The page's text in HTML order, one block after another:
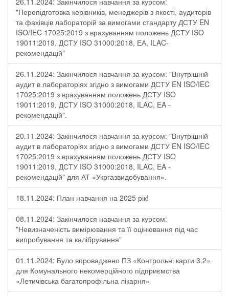
"Перепідготовка керівників, менеджерів з якості, аудиторів
та фахівців лабораторій за вимогами стандарту ДСТУ EN
ISO/IEC 17025:2019 з врахуванням положень ДСТУ ISO
19011:2019, ДСТУ ISO 31000:2018, ЕА, ILAC-
рекомендацій"
26.11.2024: Закінчилося навчання за курсом: "Внутрішній
аудит в лабораторіях згідно з вимогами ДСТУ EN ISO/IEC
17025:2019 з врахуванням положень ДСТУ ISO
19011:2019, ДСТУ ISO 31000:2018, ILAC, EA -
рекомендацій".
20.11.2024: Закінчилося навчання за курсом: "Внутрішній
аудит в лабораторіях згідно з вимогами ДСТУ EN ISO/IEC
17025:2019 з врахуванням положень ДСТУ ISO
19011:2019, ДСТУ ISO 31000:2018, ILAC, EA -
рекомендацій" для АТ «Укргазвидобування».
18.11.2024: План навчання на 2025 рік!
08.11.2024: Закінчилося навчання за курсом:
"Невизначеність вимірювання та її оцінювання під час
випробування та калібрування"
01.11.2024: Було впроваджено ПЗ «Контрольні карти 3.2»
для Комунального некомерційного підприємства
«Летичівська багатопрофільна лікарня»